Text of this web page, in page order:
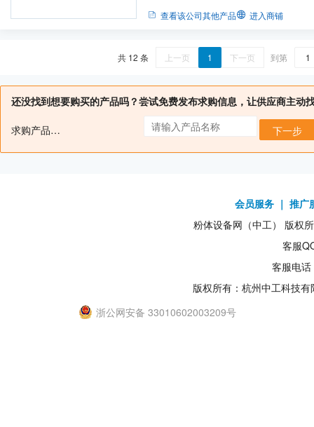
查看该公司其他产品 进入商铺
共 12 条 上一页 1 下一页 到第
还没找到想要购买的产品吗？尝试免费发布求购信息，让供应商主动
求购产品名： 下一步
会员服务 ｜ 推广
粉体设备网（中工） 版权
客服
客服电
版权所有：杭州中工科技
浙公网安备 33010602003209号